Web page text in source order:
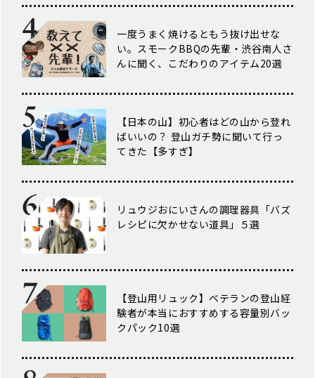
一度うまく焼けるともう抜け出せな
い。スモークBBQの先輩・渋谷南人さ
んに聞く、こだわりのアイテム20選
【日本の山】初心者はどの山から登れ
ばいいの？ 登山ガチ勢に聞いて行っ
てきた【多すぎ】
リュウジおにいさんの調理器具「バズ
レシピに欠かせない道具」５選
【登山用リュック】ベテランの登山経
験者が本当におすすめする容量別バッ
クパック10選